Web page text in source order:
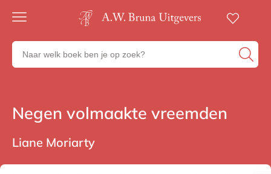
Gratis
23:00
in huis
betalen
retourneren
Zoeken
naar
uitgevers
Romans
Negen volmaakte vreemden
Liane Moriarty